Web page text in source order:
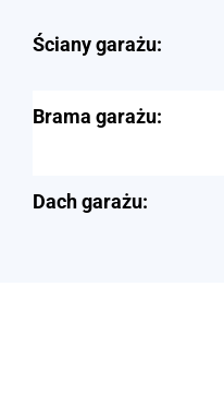
Ściany garażu:
Brama garażu:
Dach garażu: